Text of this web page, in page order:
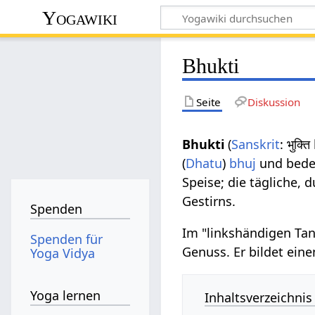
Yogawiki
Bhukti
Seite Diskussion
Bhukti (Sanskrit:
(Dhatu) bhuj und
Speise; die tägliche,
Gestirns.
Im "linkshändigen
Genuss. Er bildet
Inhaltsverzeichnis
Spenden
Spenden für
Yoga Vidya
Yoga lernen